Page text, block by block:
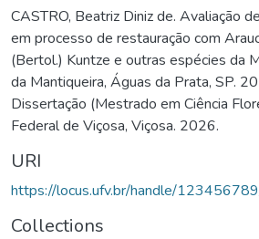
CASTRO, Beatriz Diniz de. Avaliação
em processo de restauração com
(Bertol.) Kuntze e outras espécies da
da Mantiqueira, Águas da Prata, SP.
Dissertação (Mestrado em Ciência
Federal de Viçosa, Viçosa. 2026.
URI
https://locus.ufv.br/handle/
Collections